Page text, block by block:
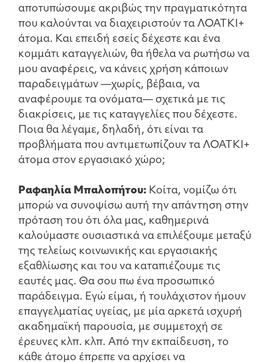
αποτυπώσουμε ακριβώς την πραγματικότητα
που καλούνται να διαχειριστούν τα ΛΟΑΤΚΙ+
άτομα. Και επειδή εσείς δέχεστε και ένα
κομμάτι καταγγελιών, θα ήθελα να ρωτήσω να
μου αναφέρεις, να κάνεις χρήση κάποιων
παραδειγμάτων —χωρίς, βέβαια, να
αναφέρουμε τα ονόματα— σχετικά με τις
διακρίσεις, με τις καταγγελίες που δέχεστε.
Ποια θα λέγαμε, δηλαδή, ότι είναι τα
προβλήματα που αντιμετωπίζουν τα ΛΟΑΤΚΙ+
άτομα στον εργασιακό χώρο;
Ραφαηλία Μπαλοπήτου: Κοίτα, νομίζω ότι
μπορώ να συνοψίσω αυτή την απάντηση στην
πρόταση του ότι όλα μας, καθημερινά
καλούμαστε ουσιαστικά να επιλέξουμε μεταξύ
της τελείως κοινωνικής και εργασιακής
εξαθλίωσης και του να καταπιέζουμε τις
εαυτές μας. Θα σου πω ένα προσωπικό
παράδειγμα. Εγώ είμαι, ή τουλάχιστον ήμουν
επαγγελματίας υγείας, με μία αρκετά ισχυρή
ακαδημαϊκή παρουσία, με συμμετοχή σε
έρευνες κλπ. κλπ. Από την εκπαίδευση, το
κάθε άτομο έπρεπε να αρχίσει να